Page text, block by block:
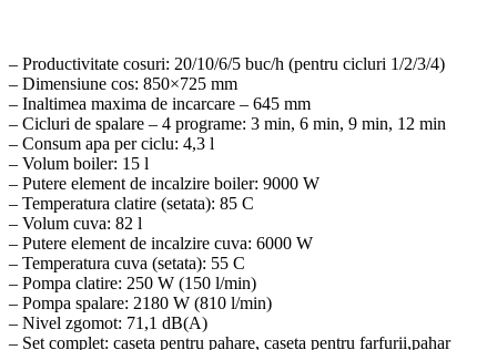
– Productivitate cosuri: 20/10/6/5 buc/h (pentru cicluri 1/2/3/4)
– Dimensiune cos: 850×725 mm
– Inaltimea maxima de incarcare – 645 mm
– Cicluri de spalare – 4 programe: 3 min, 6 min, 9 min, 12 min
– Consum apa per ciclu: 4,3 l
– Volum boiler: 15 l
– Putere element de incalzire boiler: 9000 W
– Temperatura clatire (setata): 85 C
– Volum cuva: 82 l
– Putere element de incalzire cuva: 6000 W
– Temperatura cuva (setata): 55 C
– Pompa clatire: 250 W (150 l/min)
– Pompa spalare: 2180 W (810 l/min)
– Nivel zgomot: 71,1 dB(A)
– Set complet: caseta pentru pahare, caseta pentru farfurii,pahar